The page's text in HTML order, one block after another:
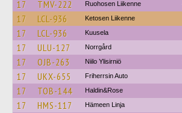
17 TMV-222 Ruohosen Liikenne
17 LCL-936 Ketosen Liikenne
17 LCL-936 Kuusela
17 ULU-127 Norrgård
17 OJB-263 Niilo Ylisirniö
17 UKX-655 Friherrsin Auto
17 TOB-144 Haldin&Rose
17 HMS-117 Hämeen Linja